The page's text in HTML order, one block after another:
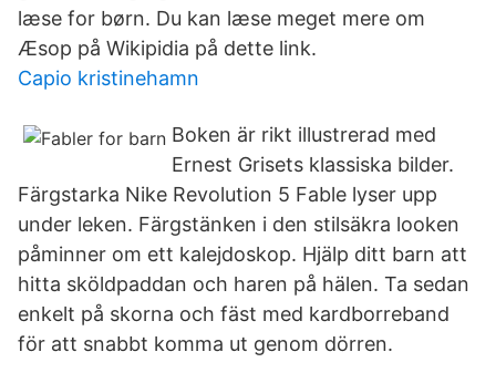
læse for børn. Du kan læse meget mere om
Æsop på Wikipidia på dette link.
Capio kristinehamn
Boken är rikt illustrerad med
Ernest Grisets klassiska bilder.
Färgstarka Nike Revolution 5 Fable lyser upp
under leken. Färgstänken i den stilsäkra looken
påminner om ett kalejdoskop. Hjälp ditt barn att
hitta sköldpaddan och haren på hälen. Ta sedan
enkelt på skorna och fäst med kardborreband
för att snabbt komma ut genom dörren.